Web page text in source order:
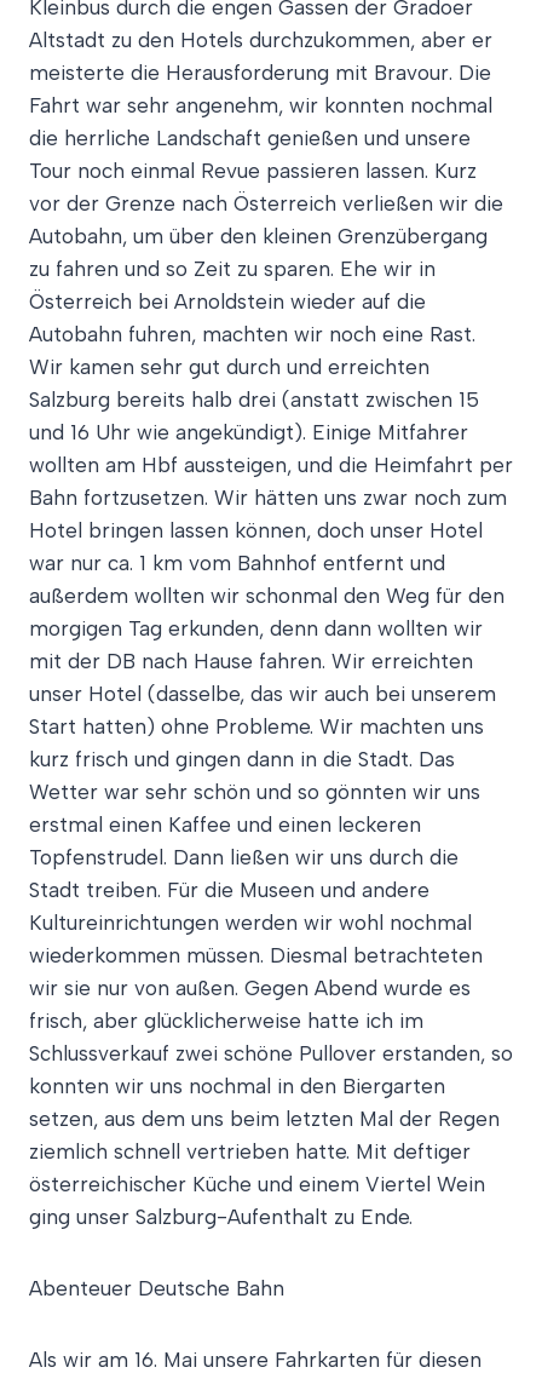
Kleinbus durch die engen Gassen der Gradoer
Altstadt zu den Hotels durchzukommen, aber er
meisterte die Herausforderung mit Bravour. Die
Fahrt war sehr angenehm, wir konnten nochmal
die herrliche Landschaft genießen und unsere
Tour noch einmal Revue passieren lassen. Kurz
vor der Grenze nach Österreich verließen wir die
Autobahn, um über den kleinen Grenzübergang
zu fahren und so Zeit zu sparen. Ehe wir in
Österreich bei Arnoldstein wieder auf die
Autobahn fuhren, machten wir noch eine Rast.
Wir kamen sehr gut durch und erreichten
Salzburg bereits halb drei (anstatt zwischen 15
und 16 Uhr wie angekündigt). Einige Mitfahrer
wollten am Hbf aussteigen, und die Heimfahrt per
Bahn fortzusetzen. Wir hätten uns zwar noch zum
Hotel bringen lassen können, doch unser Hotel
war nur ca. 1 km vom Bahnhof entfernt und
außerdem wollten wir schonmal den Weg für den
morgigen Tag erkunden, denn dann wollten wir
mit der DB nach Hause fahren. Wir erreichten
unser Hotel (dasselbe, das wir auch bei unserem
Start hatten) ohne Probleme. Wir machten uns
kurz frisch und gingen dann in die Stadt. Das
Wetter war sehr schön und so gönnten wir uns
erstmal einen Kaffee und einen leckeren
Topfenstrudel. Dann ließen wir uns durch die
Stadt treiben. Für die Museen und andere
Kultureinrichtungen werden wir wohl nochmal
wiederkommen müssen. Diesmal betrachteten
wir sie nur von außen. Gegen Abend wurde es
frisch, aber glücklicherweise hatte ich im
Schlussverkauf zwei schöne Pullover erstanden, so
konnten wir uns nochmal in den Biergarten
setzen, aus dem uns beim letzten Mal der Regen
ziemlich schnell vertrieben hatte. Mit deftiger
österreichischer Küche und einem Viertel Wein
ging unser Salzburg-Aufenthalt zu Ende.
Abenteuer Deutsche Bahn
Als wir am 16. Mai unsere Fahrkarten für diesen